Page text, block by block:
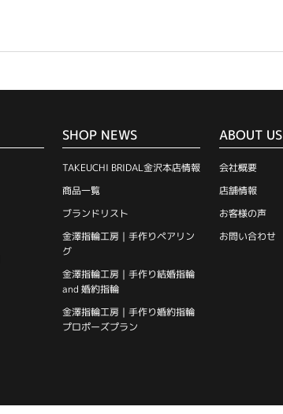
SHOP NEWS
TAKEUCHI BRIDAL金沢本店情報
商品一覧
ブランドリスト
金澤指輪工房｜手作りペアリン
グ
金澤指輪工房｜手作り結婚指輪
and 婚約指輪
金澤指輪工房｜手作り婚約指輪
プロポーズプラン
ABOUT US
会社概要
店舗情報
お客様の声
お問い合わせ